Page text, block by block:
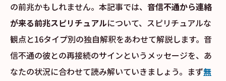
の前兆かもしれません。本記事では、 音信不通から連絡
が来る前兆スピリチュアルについて、スピリチュアルな
観点と16タイプ別の独自解釈をあわせて解説します。音
信不通の彼との再接続のサインというメッセージを、あ
なたの状況に合わせて読み解いていきましょう。まず無